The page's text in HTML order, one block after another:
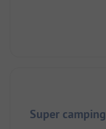
Super camping